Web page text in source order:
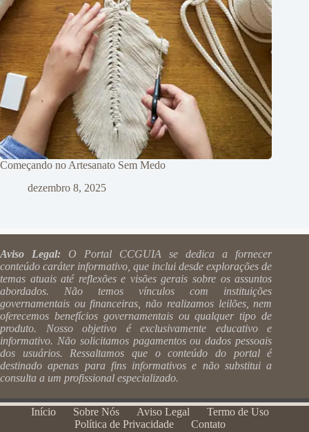
Começando no Artesanato Sem Medo
dezembro 8, 2025
Aviso Legal: O Portal CCGUIA se dedica a fornecer
conteúdo caráter informativo, que inclui desde explorações de
temas atuais até reflexões e visões gerais sobre os assuntos
abordados. Não temos vínculos com instituições
governamentais ou financeiras, não realizamos leilões, nem
oferecemos benefícios governamentais ou qualquer tipo de
produto. Nosso objetivo é exclusivamente educativo e
informativo. Não solicitamos pagamentos ou dados pessoais
dos usuários. Ressaltamos que o conteúdo do portal é
destinado apenas para fins informativos e não substitui a
consulta a um profissional especializado.
Início Sobre Nós Aviso Legal
Termo de Uso
Política de Privacidade
Contato